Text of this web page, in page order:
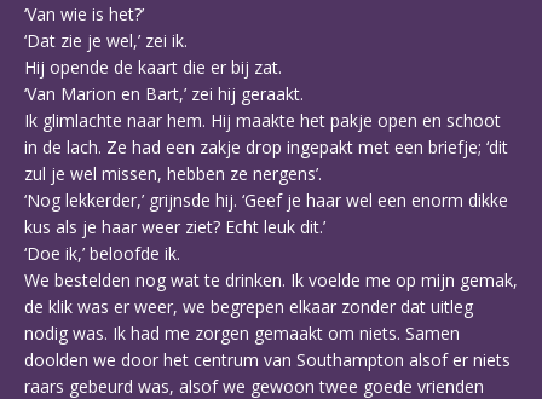
‘Van wie is het?’
‘Dat zie je wel,’ zei ik.
Hij opende de kaart die er bij zat.
‘Van Marion en Bart,’ zei hij geraakt.
Ik glimlachte naar hem. Hij maakte het pakje open en schoot
in de lach. Ze had een zakje drop ingepakt met een briefje; ‘dit
zul je wel missen, hebben ze nergens’.
‘Nog lekkerder,’ grijnsde hij. ‘Geef je haar wel een enorm dikke
kus als je haar weer ziet? Echt leuk dit.’
‘Doe ik,’ beloofde ik.
We bestelden nog wat te drinken. Ik voelde me op mijn gemak,
de klik was er weer, we begrepen elkaar zonder dat uitleg
nodig was. Ik had me zorgen gemaakt om niets. Samen
doolden we door het centrum van Southampton alsof er niets
raars gebeurd was, alsof we gewoon twee goede vrienden